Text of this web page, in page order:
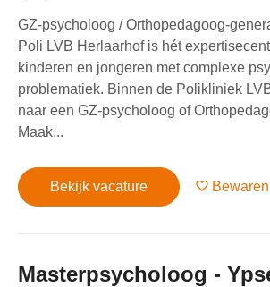
GZ-psycholoog / Orthopedagoog-
Poli LVB Herlaarhof is hét
kinderen en jongeren met complexe
problematiek. Binnen de Polikliniek
naar een GZ-psycholoog of
Maak...
Bekijk vacature Bewaren
Masterpsycholoog -